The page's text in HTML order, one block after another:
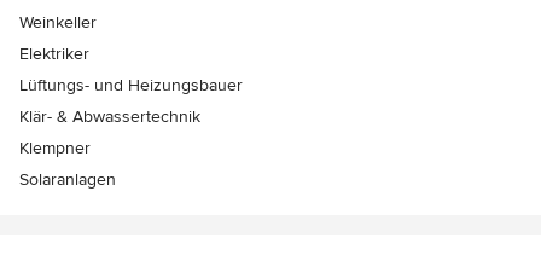
Weinkeller
Elektriker
Lüftungs- und Heizungsbauer
Klär- & Abwassertechnik
Klempner
Solaranlagen